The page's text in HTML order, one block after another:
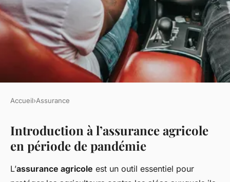
Comment l'assurance agricole
peut-elle aider en cas de
pandémie ?
Accueil›Assurance
Introduction à l’assurance agricole
en période de pandémie
L’assurance agricole est un outil essentiel pour